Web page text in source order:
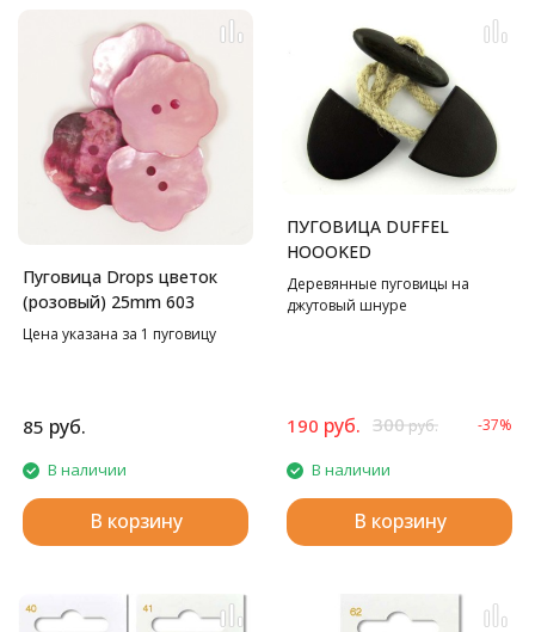
Пуговица Drops цветок
(розовый) 25mm 603
Цена указана за 1 пуговицу
85 руб.
В наличии
В корзину
ПУГОВИЦА DUFFEL
HOOOKED
Деревянные пуговицы на
джутовый шнуре
190 руб. 300руб. -37%
В наличии
В корзину